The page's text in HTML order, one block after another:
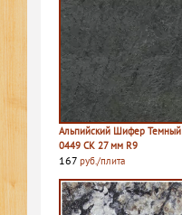
Альпийский Шифер Темный
0449 СК 27 мм R9
167 руб./плита